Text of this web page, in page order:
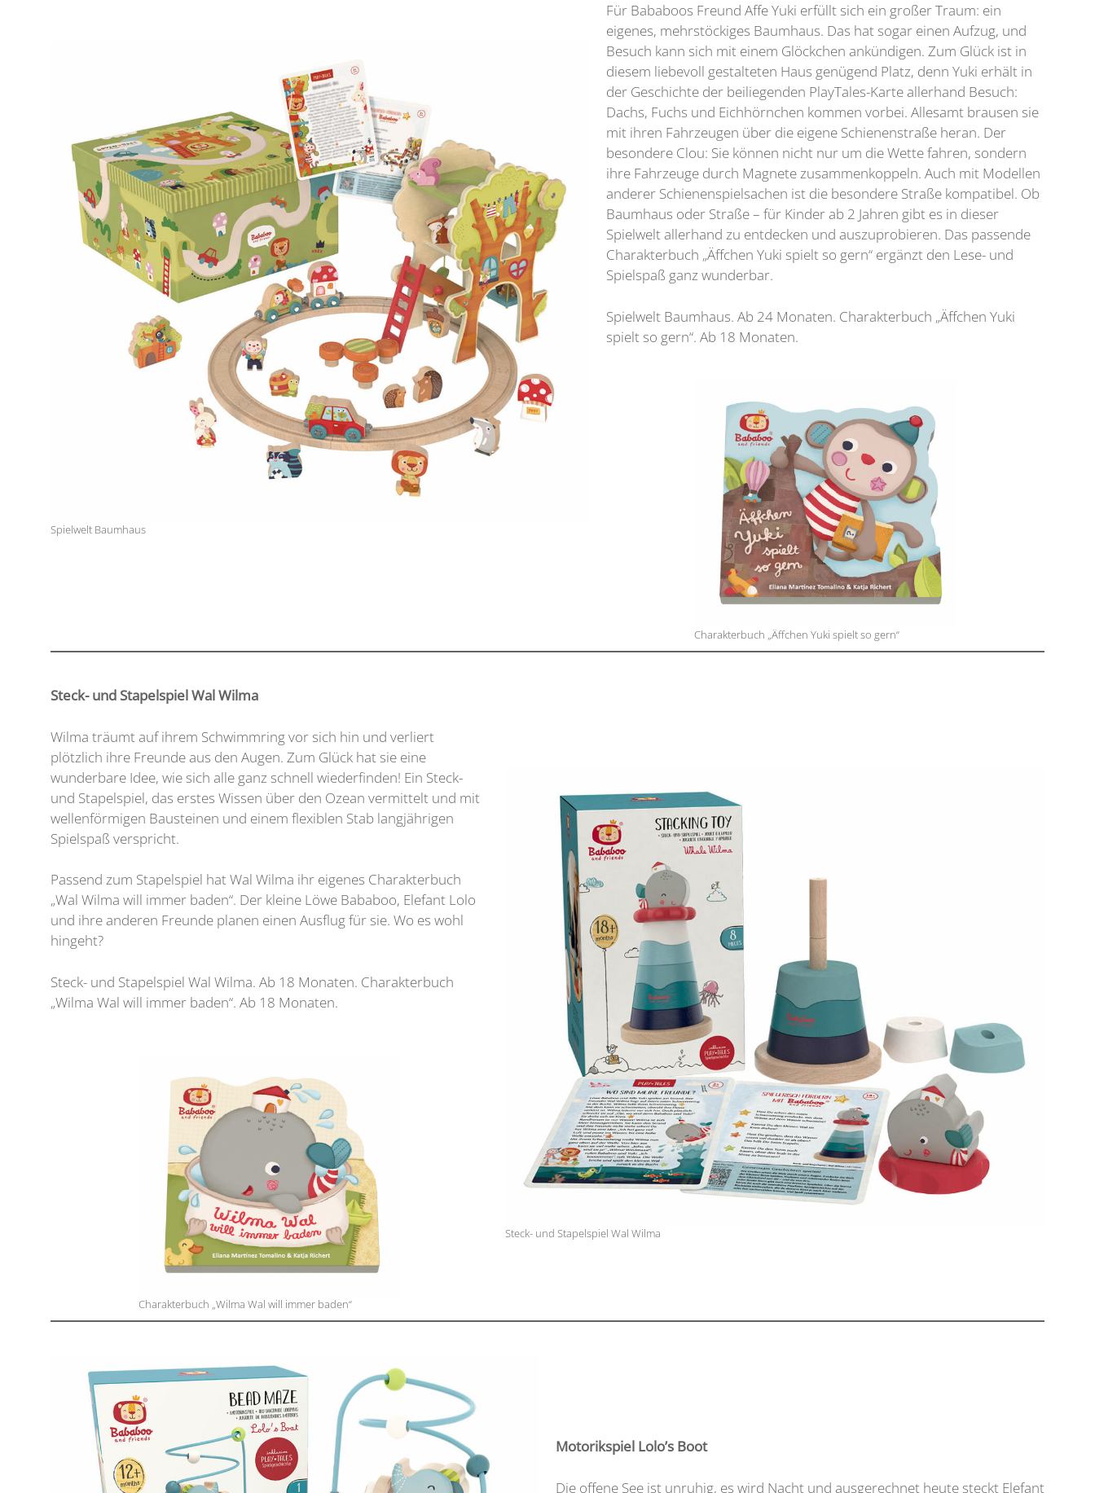
Spielwelt Baumhaus
Für Bababoos Freund Affe Yuki erfüllt sich ein großer Traum: ein
eigenes, mehrstöckiges Baumhaus. Das hat sogar einen Aufzug, und
Besuch kann sich mit einem Glöckchen ankündigen. Zum Glück ist in
diesem liebevoll gestalteten Haus genügend Platz, denn Yuki erhält in
der Geschichte der beiliegenden PlayTales-Karte allerhand Besuch:
Dachs, Fuchs und Eichhörnchen kommen vorbei. Allesamt brausen sie
mit ihren Fahrzeugen über die eigene Schienenstraße heran. Der
besondere Clou: Sie können nicht nur um die Wette fahren, sondern
ihre Fahrzeuge durch Magnete zusammenkoppeln. Auch mit Modellen
anderer Schienenspielsachen ist die besondere Straße kompatibel. Ob
Baumhaus oder Straße – für Kinder ab 2 Jahren gibt es in dieser
Spielwelt allerhand zu entdecken und auszuprobieren. Das passende
Charakterbuch „Äffchen Yuki spielt so gern“ ergänzt den Lese- und
Spielspaß ganz wunderbar.
Spielwelt Baumhaus. Ab 24 Monaten. Charakterbuch „Äffchen Yuki
spielt so gern“. Ab 18 Monaten.
Charakterbuch „Äffchen Yuki spielt so gern“
Steck- und Stapelspiel Wal Wilma
Wilma träumt auf ihrem Schwimmring vor sich hin und verliert
plötzlich ihre Freunde aus den Augen. Zum Glück hat sie eine
wunderbare Idee, wie sich alle ganz schnell wiederfinden! Ein Steck-
und Stapelspiel, das erstes Wissen über den Ozean vermittelt und mit
wellenförmigen Bausteinen und einem flexiblen Stab langjährigen
Spielspaß verspricht.
Passend zum Stapelspiel hat Wal Wilma ihr eigenes Charakterbuch
„Wal Wilma will immer baden“. Der kleine Löwe Bababoo, Elefant Lolo
und ihre anderen Freunde planen einen Ausflug für sie. Wo es wohl
hingeht?
Steck- und Stapelspiel Wal Wilma. Ab 18 Monaten. Charakterbuch
„Wilma Wal will immer baden“. Ab 18 Monaten.
Charakterbuch „Wilma Wal will immer baden“
Steck- und Stapelspiel Wal Wilma
Motorikspiel Lolo’s Boot
Die offene See ist unruhig, es wird Nacht und ausgerechnet heute steckt Elefant